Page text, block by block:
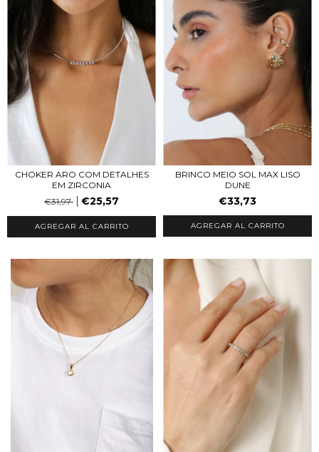
CHOKER ARO COM DETALHES
EM ZIRCONIA
€31,97
€25,57
AGREGAR AL CARRITO
BRINCO MEIO SOL MAX LISO
DUNE
€33,73
AGREGAR AL CARRITO